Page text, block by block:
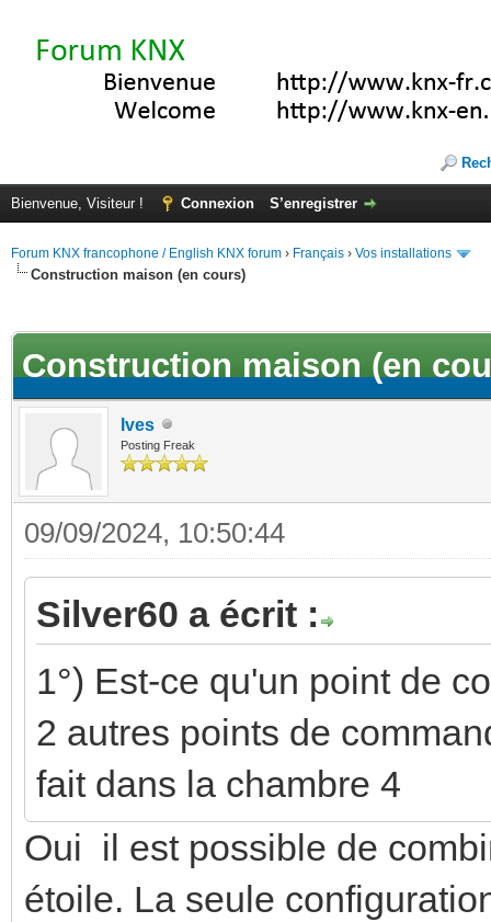
Bienvenue, Visiteur ! Connexion S’enregistrer
Forum KNX francophone / English KNX forum › Français › Vos installations
Construction maison (en cours)
Construction maison (en
Ives
Posting Freak
09/09/2024, 10:50:44
Silver60 a écrit :
1°) Est-ce qu'un point de
2 autres points de
fait dans la chambre 4
Oui il est possible de
étoile. La seule